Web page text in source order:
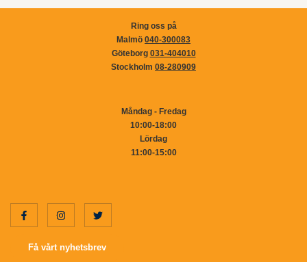
Ring oss på
Malmö 040-300083
Göteborg 031-404010
Stockholm 08-280909
Måndag - Fredag
10:00-18:00
Lördag
11:00-15:00
Få vårt nyhetsbrev